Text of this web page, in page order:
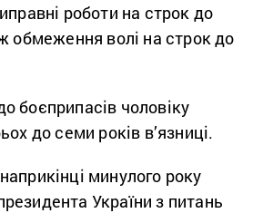
роботи на строк до
обмеження волі на строк до
боєприпасів чоловіку
до семи років в’язниці.
минулого року
України з питань